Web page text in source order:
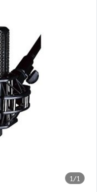
1/1